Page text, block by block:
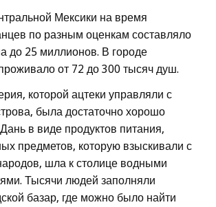
Мексики на время
по разным оценкам составляло
до 25 миллионов. В городе
от 72 до 300 тысяч душ.
которой ацтеки управляли с
была достаточно хорошо
в виде продуктов питания,
предметов, которую взыскивали с
шла к столице водными
Тысячи людей заполняли
базар, где можно было найти